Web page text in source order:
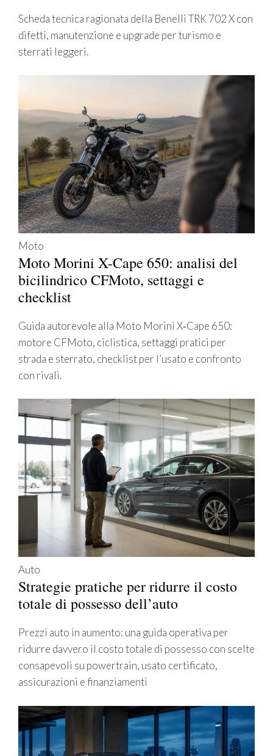
Scheda tecnica ragionata della Benelli TRK 702 X con
difetti, manutenzione e upgrade per turismo e
sterrati leggeri.
Moto
Moto Morini X-Cape 650: analisi del
bicilindrico CFMoto, settaggi e
checklist
Guida autorevole alla Moto Morini X‑Cape 650:
motore CFMoto, ciclistica, settaggi pratici per
strada e sterrato, checklist per l’usato e confronto
con rivali.
Auto
Strategie pratiche per ridurre il costo
totale di possesso dell’auto
Prezzi auto in aumento: una guida operativa per
ridurre davvero il costo totale di possesso con scelte
consapevoli su powertrain, usato certificato,
assicurazioni e finanziamenti